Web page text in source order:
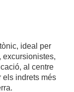
ideal per
excursionistes,
al centre
els indrets més